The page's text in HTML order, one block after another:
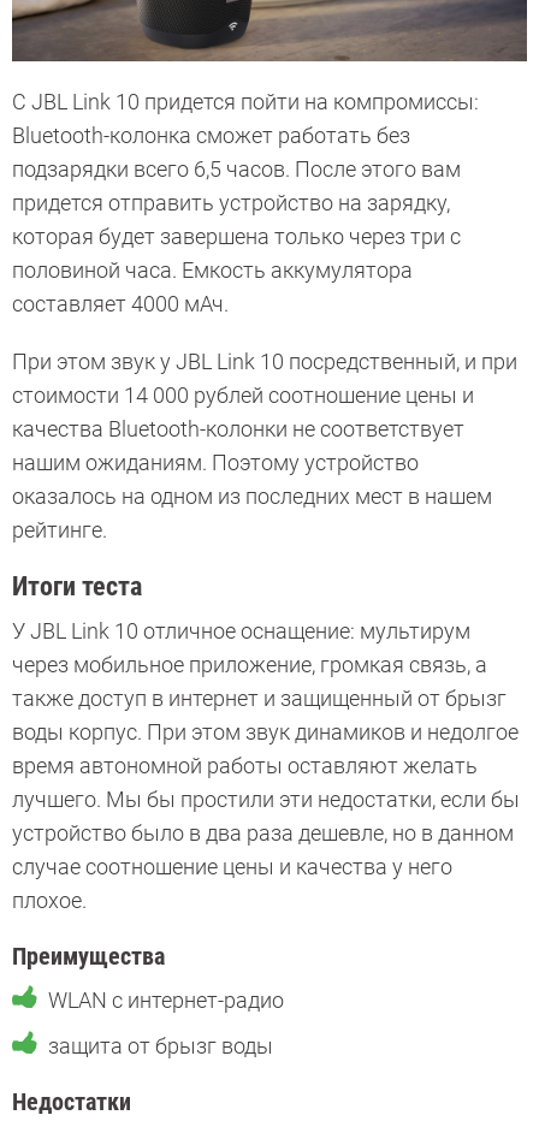
С JBL Link 10 придется пойти на компромиссы:
Bluetooth-колонка сможет работать без
подзарядки всего 6,5 часов. После этого вам
придется отправить устройство на зарядку,
которая будет завершена только через три с
половиной часа. Емкость аккумулятора
составляет 4000 мАч.
При этом звук у JBL Link 10 посредственный, и при
стоимости 14 000 рублей соотношение цены и
качества Bluetooth-колонки не соответствует
нашим ожиданиям. Поэтому устройство
оказалось на одном из последних мест в нашем
рейтинге.
Итоги теста
У JBL Link 10 отличное оснащение: мультирум
через мобильное приложение, громкая связь, а
также доступ в интернет и защищенный от брызг
воды корпус. При этом звук динамиков и недолгое
время автономной работы оставляют желать
лучшего. Мы бы простили эти недостатки, если бы
устройство было в два раза дешевле, но в данном
случае соотношение цены и качества у него
плохое.
Преимущества
WLAN с интернет-радио
защита от брызг воды
Недостатки